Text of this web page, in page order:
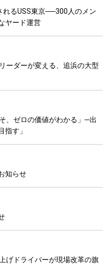
れるUSS東京──300人のメン
ヤード運営
ーダーが変える、追浜の大型
、ゼロの価値がわかる」─出
指す」
知らせ
げドライバーが現場改革の旗